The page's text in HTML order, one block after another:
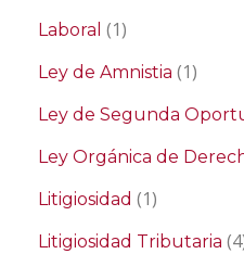
Laboral (1)
Ley de Amnistia (1)
Ley de Segunda
Ley Orgánica de
Litigiosidad (1)
Litigiosidad Tributaria